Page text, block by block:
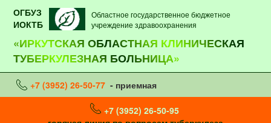
ОГБУЗ
ИОКТБ
Областное государственное бюджетное
учреждение здравоохранения
«ИРКУТСКАЯ ОБЛАСТНАЯ КЛИНИЧЕСКАЯ
ТУБЕРКУЛЕЗНАЯ БОЛЬНИЦА»
+7 (3952) 26-50-77 - приемная
+7 (3952) 26-50-95